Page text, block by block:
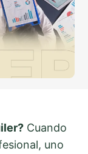
Cuando
uno